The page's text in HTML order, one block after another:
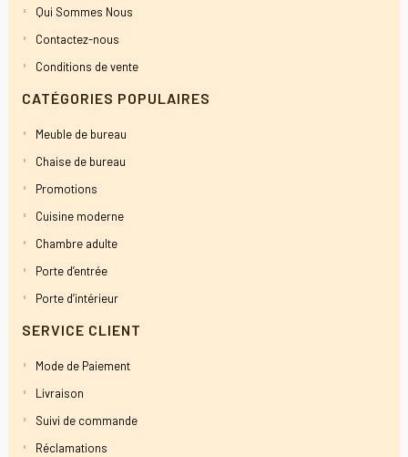
Qui Sommes Nous
Contactez-nous
Conditions de vente
CATÉGORIES POPULAIRES
Meuble de bureau
Chaise de bureau
Promotions
Cuisine moderne
Chambre adulte
Porte d’entrée
Porte d’intérieur
SERVICE CLIENT
Mode de Paiement
Livraison
Suivi de commande
Réclamations